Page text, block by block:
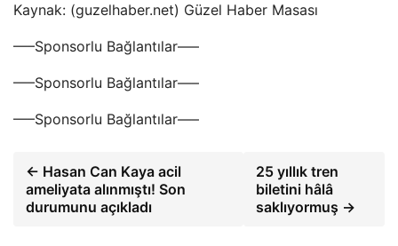
Kaynak: (guzelhaber.net) Güzel Haber Masası
—–Sponsorlu Bağlantılar—–
—–Sponsorlu Bağlantılar—–
—–Sponsorlu Bağlantılar—–
← Hasan Can Kaya acil
ameliyata alınmıştı! Son
durumunu açıkladı
25 yıllık tren
biletini hâlâ
saklıyormuş →